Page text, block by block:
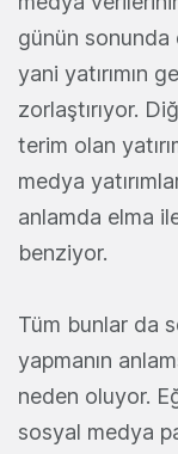
günün
yani yatırımın
zorlaştırıyor.
terim olan
medya
anlamda elma
benziyor.
Tüm bunlar da
yapmanın
neden oluyor.
sosyal medya